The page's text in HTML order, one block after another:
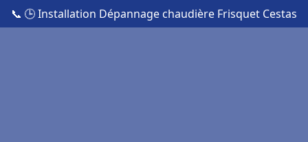
📞 🕒 Installation Dépannage chaudière Frisquet Cestas